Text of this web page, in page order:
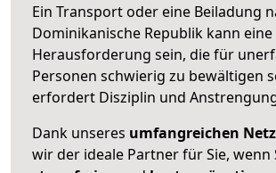
Ein Transport oder eine Beiladung
Dominikanische Republik kann
Herausforderung sein, die für
Personen schwierig zu bewältigen
erfordert Disziplin und
Dank unseres umfangreichen
wir der ideale Partner für Sie, wenn